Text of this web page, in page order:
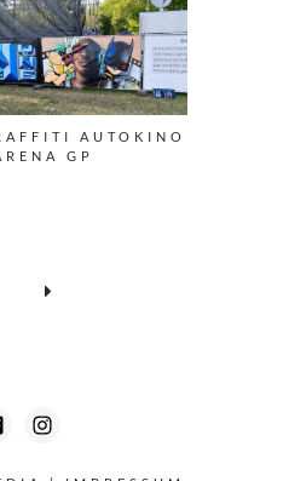
AUTOKINO
GP